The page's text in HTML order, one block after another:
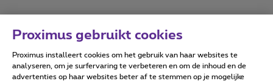
Forumvoorwaarden Accessibility statement
Proximus gebruikt cookies
Proximus installeert cookies om het gebruik van haar websites te
analyseren, om je surfervaring te verbeteren en om de inhoud en de
advertenties op haar websites beter af te stemmen op je mogelijke